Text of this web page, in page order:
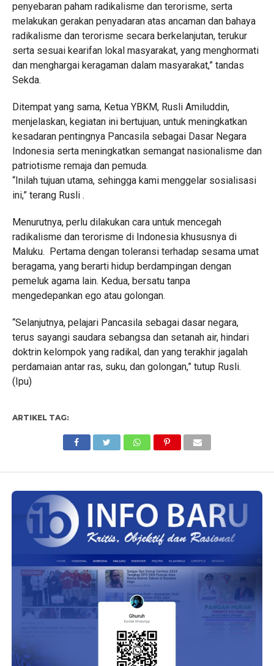
penyebaran paham radikalisme dan terorisme, serta
melakukan gerakan penyadaran atas ancaman dan bahaya
radikalisme dan terorisme secara berkelanjutan, terukur
serta sesuai kearifan lokal masyarakat, yang menghormati
dan menghargai keragaman dalam masyarakat,” tandas
Sekda.
Ditempat yang sama, Ketua YBKM, Rusli Amiluddin,
menjelaskan, kegiatan ini bertujuan, untuk meningkatkan
kesadaran pentingnya Pancasila sebagai Dasar Negara
Indonesia serta meningkatkan semangat nasionalisme dan
patriotisme remaja dan pemuda.
“Inilah tujuan utama, sehingga kami menggelar sosialisasi
ini,” terang Rusli .
Menurutnya, perlu dilakukan cara untuk mencegah
radikalisme dan terorisme di Indonesia khususnya di
Maluku. Pertama dengan toleransi terhadap sesama umat
beragama, yang berarti hidup berdampingan dengan
pemeluk agama lain. Kedua, bersatu tanpa
mengedepankan ego atau golongan.
“Selanjutnya, pelajari Pancasila sebagai dasar negara,
terus sayangi saudara sebangsa dan setanah air, hindari
doktrin kelompok yang radikal, dan yang terakhir jagalah
perdamaian antar ras, suku, dan golongan,” tutup Rusli.
(Ipu)
ARTIKEL TAG: